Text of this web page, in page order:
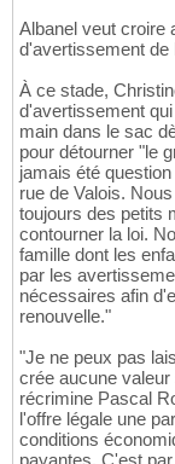
Albanel veut croire
d'avertissement de
À ce stade,
d'avertissement
main dans le sac
pour détourner "le
jamais été
rue de Valois.
toujours des petits
contourner la loi.
famille dont les
par les
nécessaires afin
renouvelle."
"Je ne peux pas
crée aucune
récrimine Pascal
l'offre légale une
conditions